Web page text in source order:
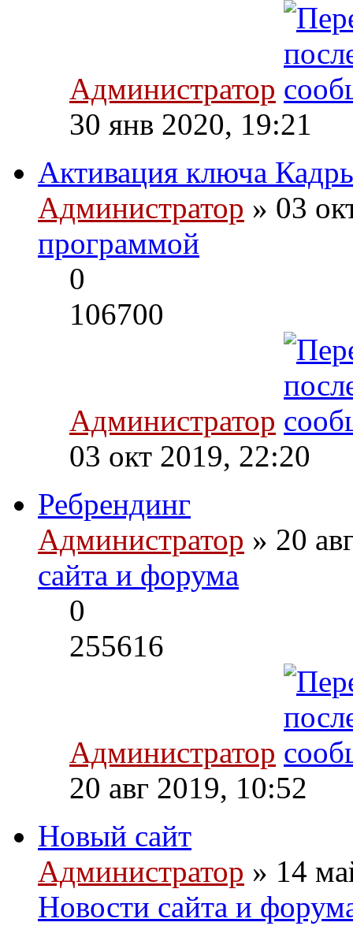
Администратор
30 янв 2020, 19:21
Активация ключа
Администратор » 03
программой
0
106700
Администратор
03 окт 2019, 22:20
Ребрендинг
Администратор » 20
сайта и форума
0
255616
Администратор
20 авг 2019, 10:52
Новый сайт
Администратор » 14
Новости сайта и